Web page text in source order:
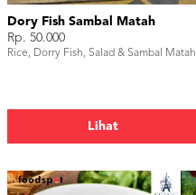
Dory Fish Sambal Matah
Rp. 50.000
Rice, Dorry Fish, Salad & Sambal Matah
Lihat